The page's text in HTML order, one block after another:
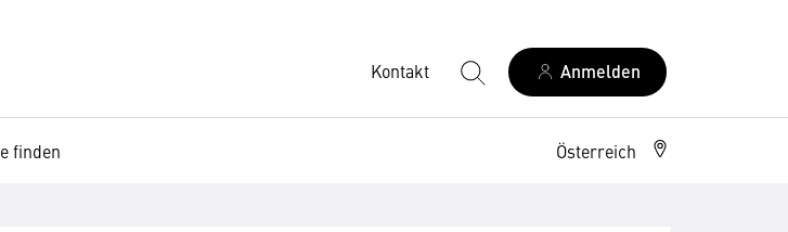
Kontakt Anmelden
finden Österreich